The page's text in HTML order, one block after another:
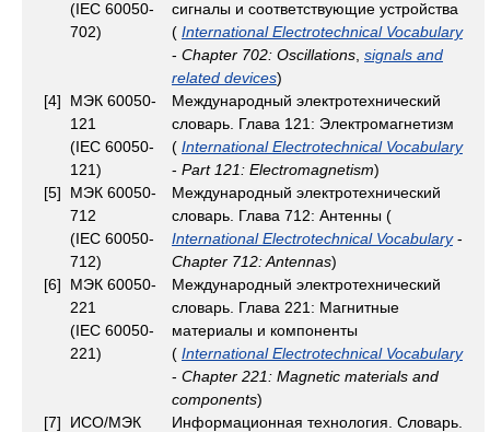
(IEC 60050-
702)
сигналы и соответствующие устройства
( International Electrotechnical Vocabulary
- Chapter 702: Oscillations signals and
related devices)
[4]
МЭК 60050-
121
(IEC 60050-
121)
Международный электротехнический
словарь. Глава 121: Электромагнетизм
( International Electrotechnical Vocabulary
- Part 121: Electromagnetism)
[5]
МЭК 60050-
712
(IEC 60050-
712)
Международный электротехнический
словарь. Глава 712: Антенны (
International Electrotechnical Vocabulary-
Chapter 712: Antennas)
[6]
МЭК 60050-
221
(IEC 60050-
221)
Международный электротехнический
словарь. Глава 221: Магнитные
материалы и компоненты
( International Electrotechnical Vocabulary
- Chapter 221: Magnetic materials and
components)
[7]
ИСО/МЭК
Информационная технология. Словарь.